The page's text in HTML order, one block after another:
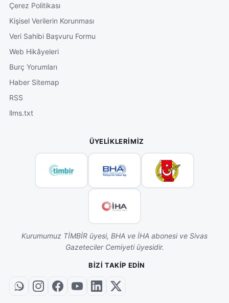
Çerez Politikası
Kişisel Verilerin Korunması
Veri Sahibi Başvuru Formu
Web Hikâyeleri
Burç Yorumları
Haber Sitemap
RSS
llms.txt
ÜYELIKLERIMIZ
Kurumumuz TİMBİR üyesi, BHA ve İHA abonesi ve Sivas
Gazeteciler Cemiyeti üyesidir.
BIZI TAKIP EDIN